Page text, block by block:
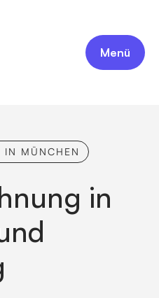
Menü
IN MÜNCHEN
in